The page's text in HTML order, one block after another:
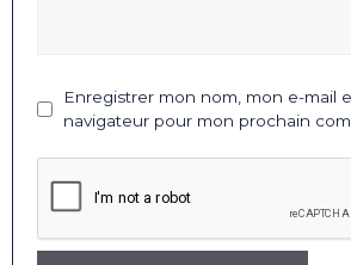
Enregistrer mon nom, mon e-mail
navigateur pour mon prochain